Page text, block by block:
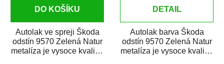
DO KOŠÍKU
Autolak ve spreji Škoda
odstín 9570 Zelená Natur
metalíza je vysoce kvalitní
DETAIL
Autolak barva Škoda
odstín 9570 Zelená Natur
metalíza je vysoce kvalitní